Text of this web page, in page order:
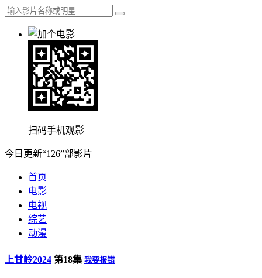
扫码手机观影
今日更新“126”部影片
首页
电影
电视
综艺
动漫
上甘岭2024 第18集 我要报错